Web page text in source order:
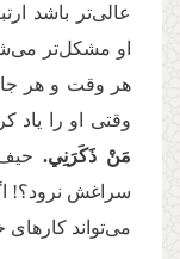
عالى‌‌تر باشد
او مشكل‌‌تر
هر وقت و هر جا
وقتى او را یاد
مَنْ ذَكَرَنِي.
سراغش نرود؟!
مى‌‌تواند كارهاى